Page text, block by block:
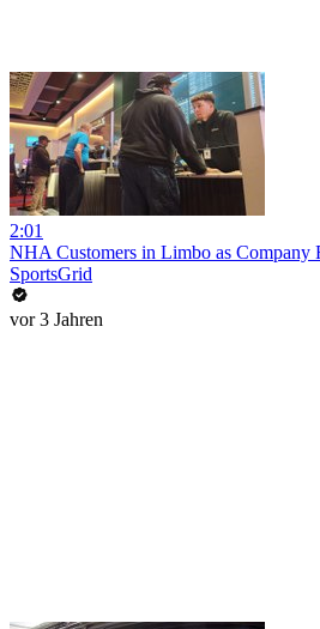
2:01
NHA Customers in Limbo as Company
SportsGrid
vor 3 Jahren